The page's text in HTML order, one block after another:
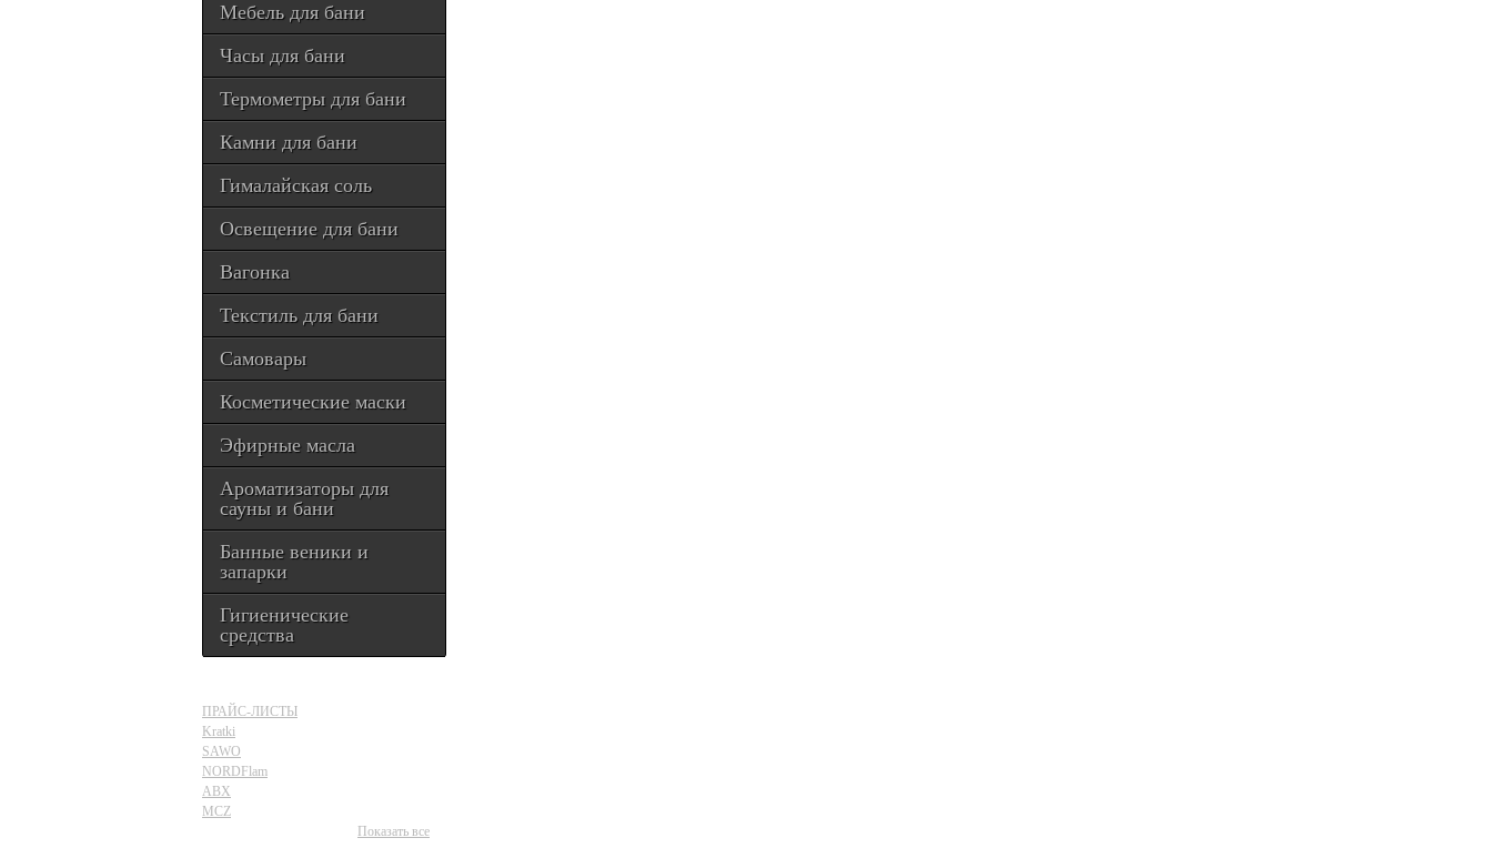
Мебель для бани
Часы для бани
Термометры для бани
Камни для бани
Гималайская соль
Освещение для бани
Вагонка
Текстиль для бани
Самовары
Косметические маски
Эфирные масла
Ароматизаторы для
сауны и бани
Банные веники и
запарки
Гигиенические
средства
ПРАЙС-ЛИСТЫ
Kratki
SAWO
NORDFlam
ABX
MCZ
Показать все